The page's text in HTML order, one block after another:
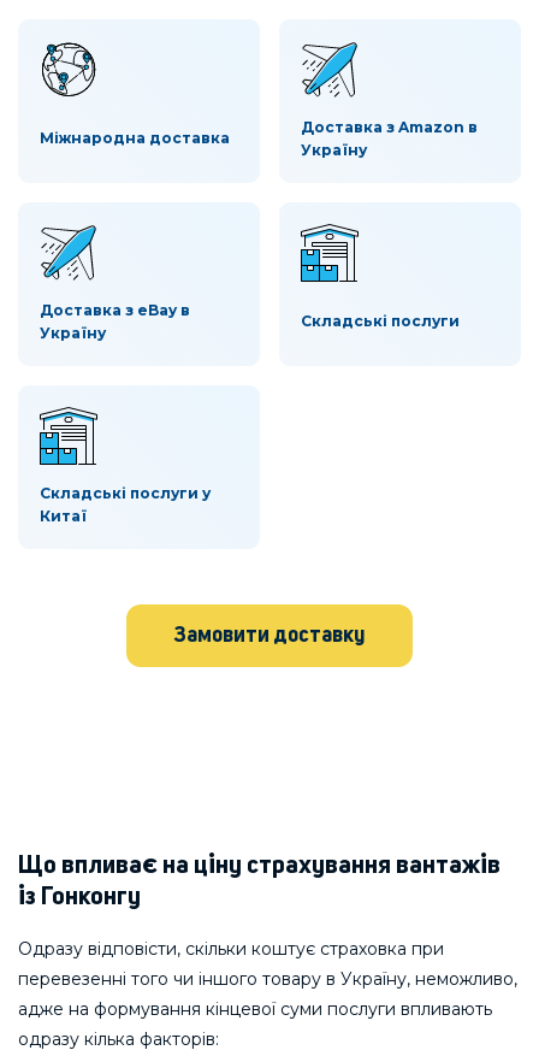
Міжнародна доставка
Доставка з Amazon в
Україну
Доставка з eBay в
Україну
Складські послуги
Складські послуги у
Китаї
Замовити доставку
Що впливає на ціну страхування вантажів
із Гонконгу
Одразу відповісти, скільки коштує страховка при
перевезенні того чи іншого товару в Україну, неможливо,
адже на формування кінцевої суми послуги впливають
одразу кілька факторів: